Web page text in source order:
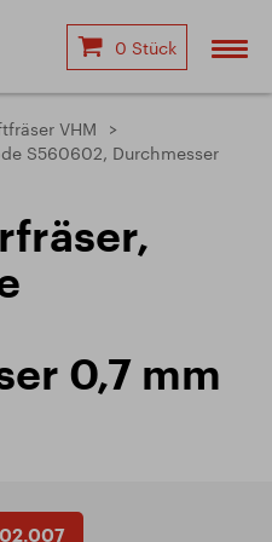
0 Stück
VHM
S560602, Durchmesser
0,7 mm